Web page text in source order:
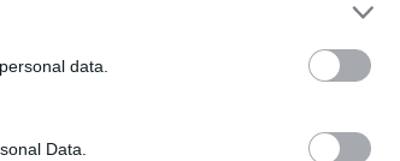
data.
Data.
φιλίες που
4